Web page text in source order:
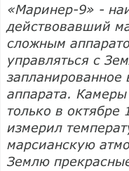
«Маринер-9» -
действовавший
сложным
управляться с
запланированное
аппарата.
только в
измерил
марсианскую
Землю